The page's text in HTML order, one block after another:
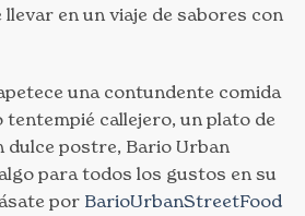
llevar en un viaje de sabores con
una contundente comida
tentempié callejero, un plato de
dulce postre, Bario Urban
para todos los gustos en su
por BarioUrbanStreetFood